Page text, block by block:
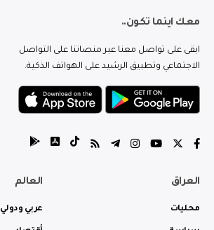
معك اينما تكون..
ابقى على تواصل معنا عبر منصاتنا على التواصل
الاجتماعي وتطبيق الرشيد على الهواتف الذكية.
العراق
محليات
العالم
عربي ودولي